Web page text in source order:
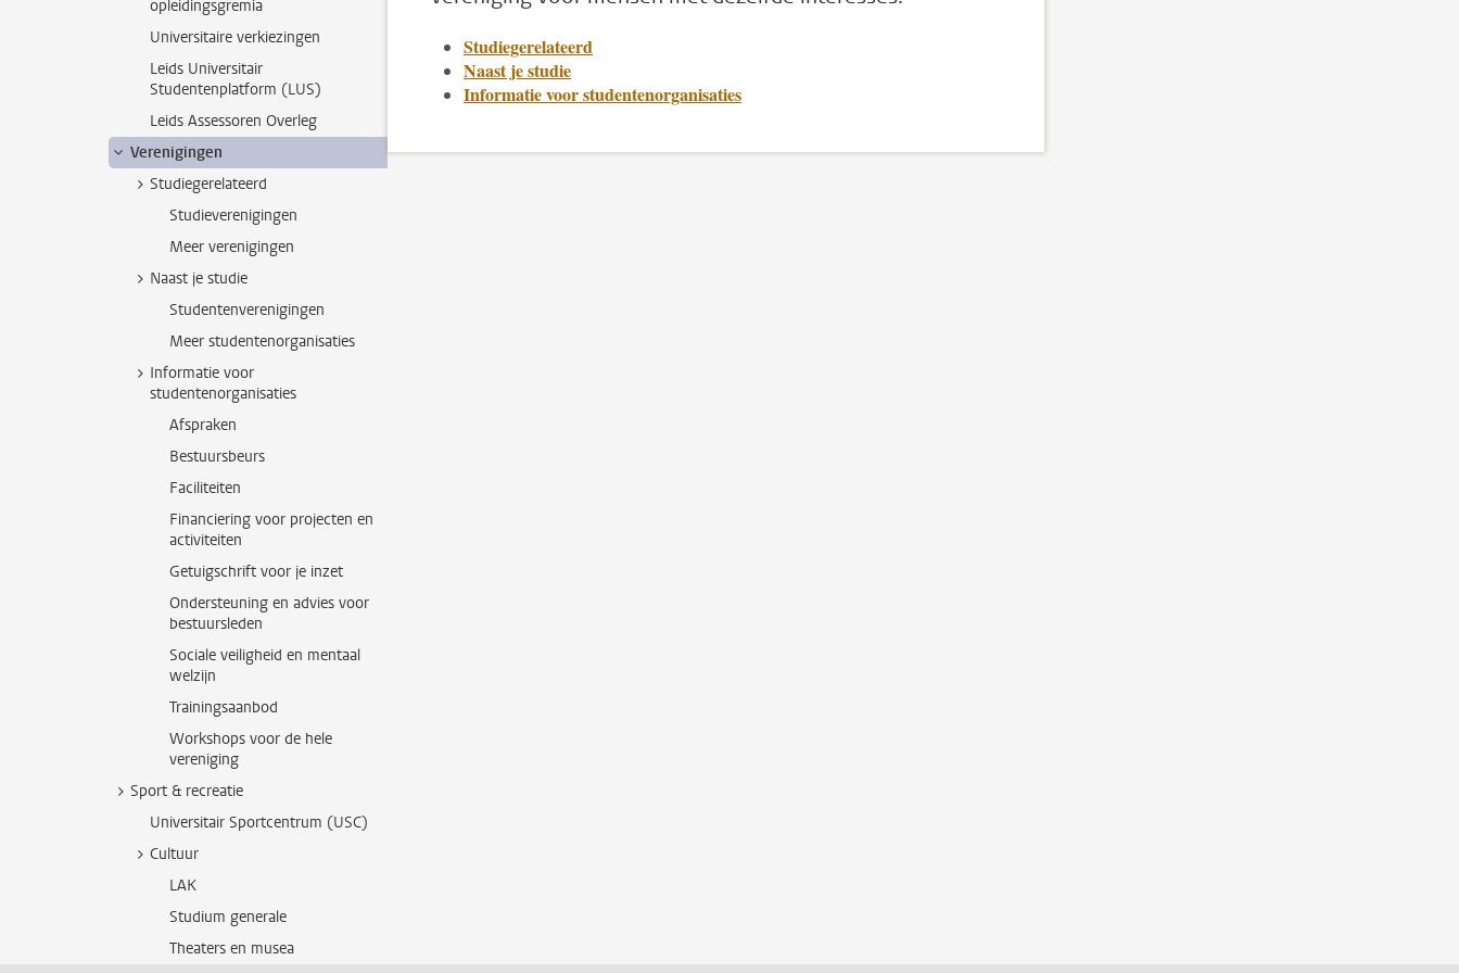
opleidingsgremia
Universitaire verkiezingen
Leids Universitair
Studentenplatform (LUS)
Leids Assessoren Overleg
Verenigingen
Studiegerelateerd
Studieverenigingen
Meer verenigingen
Naast je studie
Studentenverenigingen
Meer studentenorganisaties
Informatie voor
studentenorganisaties
Afspraken
Bestuursbeurs
Faciliteiten
Financiering voor projecten en
activiteiten
Getuigschrift voor je inzet
Ondersteuning en advies voor
bestuursleden
Sociale veiligheid en mentaal
welzijn
Trainingsaanbod
Workshops voor de hele
vereniging
Sport & recreatie
Universitair Sportcentrum (USC)
Cultuur
LAK
Studium generale
Theaters en musea
Studiegerelateerd
Naast je studie
Informatie voor studentenorganisaties